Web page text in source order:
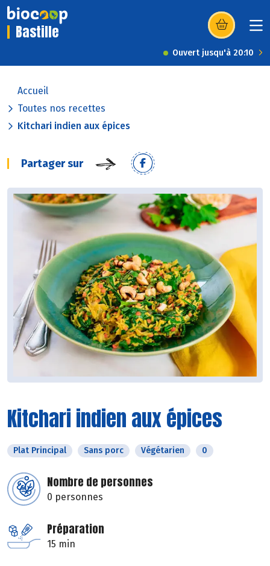
Bastille (s’ouvre dans
Ouvert jusqu'à 20:10
Accueil
Toutes nos recettes
Kitchari indien aux épices
Partager sur
Kitchari indien aux épices
Plat Principal Sans porc Végétarien 0
Nombre de personnes
0 personnes
Préparation
15 min